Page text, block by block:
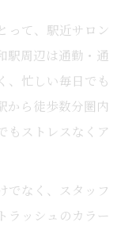
って、駅近サロン
駅周辺は通勤・通
、忙しい毎日でも
から徒歩数分圏内
もストレスなくア
でなく、スタッフ
ラッシュのカラー